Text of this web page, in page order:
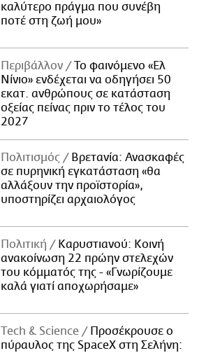
καλύτερο πράγμα που συνέβη
ποτέ στη ζωή μου»
Περιβάλλον
Το φαινόμενο «Ελ
Νίνιο» ενδέχεται να οδηγήσει 50
εκατ. ανθρώπους σε κατάσταση
οξείας πείνας πριν το τέλος του
2027
Πολιτισμός
Βρετανία: Ανασκαφές
σε πυρηνική εγκατάσταση «θα
αλλάξουν την προϊστορία»,
υποστηρίζει αρχαιολόγος
Πολιτική
Καρυστιανού: Κοινή
ανακοίνωση 22 πρώην στελεχών
του κόμματός της - «Γνωρίζουμε
καλά γιατί αποχωρήσαμε»
Τech & Science
Προσέκρουσε ο
πύραυλος της SpaceX στη Σελήνη: